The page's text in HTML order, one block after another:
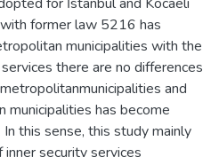
former law 5216 has
municipalities with the
there are no differences
and
municipalities has become
this sense, this study mainly
security services